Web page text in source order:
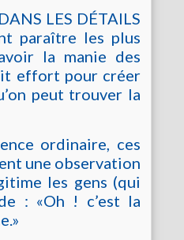
LES DÉTAILS
paraître les plus
la manie des
effort pour créer
peut trouver la
ordinaire, ces
une observation
les gens (qui
: «Oh ! c’est la